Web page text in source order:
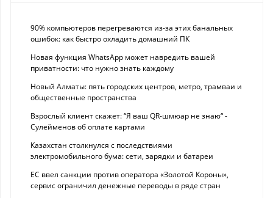
90% компьютеров перегреваются из-за этих банальных
ошибок: как быстро охладить домашний ПК
Новая функция WhatsApp может навредить вашей
приватности: что нужно знать каждому
Новый Алматы: пять городских центров, метро, трамваи и
общественные пространства
Взрослый клиент скажет: “Я ваш QR-шмюар не знаю“ -
Сулейменов об оплате картами
Казахстан столкнулся с последствиями
электромобильного бума: сети, зарядки и батареи
ЕС ввел санкции против оператора «Золотой Короны»,
сервис ограничил денежные переводы в ряде стран